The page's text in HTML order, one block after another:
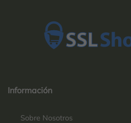
2025-
Información
Sobre Nosotros